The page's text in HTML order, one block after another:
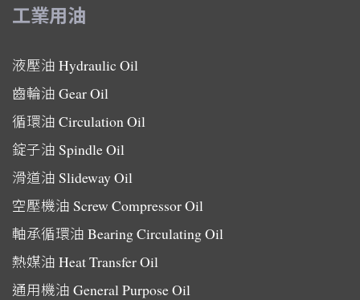
工業用油
液壓油 Hydraulic Oil
齒輪油 Gear Oil
循環油 Circulation Oil
錠子油 Spindle Oil
滑道油 Slideway Oil
空壓機油 Screw Compressor Oil
軸承循環油 Bearing Circulating Oil
熱媒油 Heat Transfer Oil
通用機油 General Purpose Oil